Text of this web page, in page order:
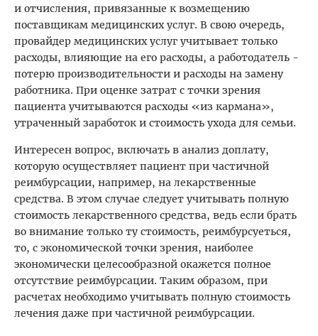
и отчисления, привязанные к возмещению
поставщикам медицинских услуг. В свою очередь,
провайдер медицинских услуг учитывает только
расходы, влияющие на его расходы, а работодатель -
потерю производительности и расходы на замену
работника. При оценке затрат с точки зрения
пациента учитываются расходы «из кармана»,
утраченный заработок и стоимость ухода для семьи.
Интересен вопрос, включать в анализ доплату,
которую осуществляет пациент при частичной
реимбурсации, например, на лекарственные
средства. В этом случае следует учитывать полную
стоимость лекарственного средства, ведь если брать
во внимание только ту стоимость, реимбурсуеться,
то, с экономической точки зрения, наиболее
экономически целесообразной окажется полное
отсутствие реимбурсации. Таким образом, при
расчетах необходимо учитывать полную стоимость
лечения даже при частичной реимбурсации.